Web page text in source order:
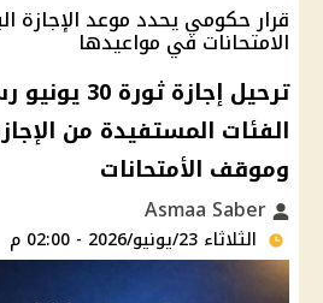
قرار حكومي يحدد موعد الإجازة
الامتحانات في مواعيدها
ترحيل إجازة
الفئات المستفيدة من
وموقف الأمتحانات
الثلاثاء 23/يونيو/2026 - 02:00 م